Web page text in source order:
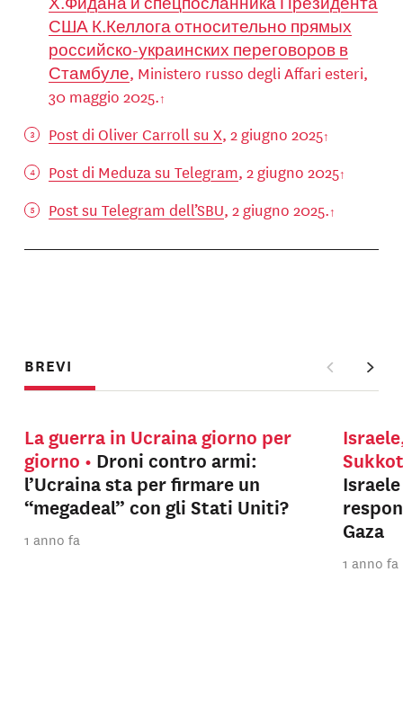
США К.Келлога относительно прямых
российско-украинских переговоров в
Стамбуле, Ministero russo degli Affari esteri,
30 maggio 2025.
Post di Oliver Carroll su X, 2 giugno 2025
Post di Meduza su Telegram, 2 giugno 2025
Post su Telegram dell’SBU, 2 giugno 2025.
BREVI
La guerra in Ucraina giorno per
giorno
Droni contro armi:
l’Ucraina sta per firmare un
“megadeal” con gli Stati Uniti?
1 anno fa
Gaza
1 anno fa